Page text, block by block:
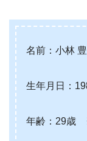
名前：小林
生年月日：
年齢：29歳